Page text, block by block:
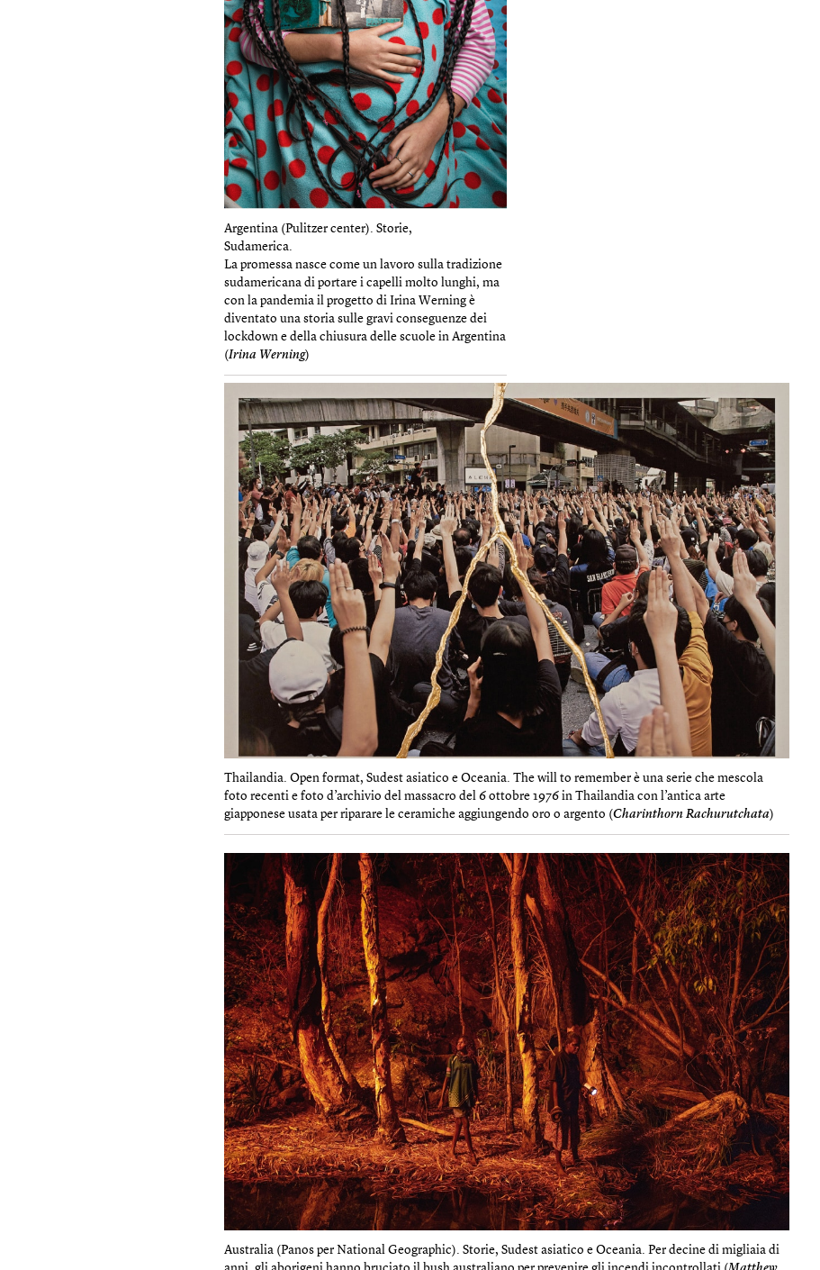
Argentina (Pulitzer center). Storie,
Sudamerica.
La promessa nasce come un lavoro sulla tradizione
sudamericana di portare i capelli molto lunghi, ma
con la pandemia il progetto di Irina Werning è
diventato una storia sulle gravi conseguenze dei
lockdown e della chiusura delle scuole in Argentina
(Irina Werning)
Thailandia. Open format, Sudest asiatico e Oceania. The will to remember è una serie che mescola
foto recenti e foto d’archivio del massacro del 6 ottobre 1976 in Thailandia con l’antica arte
giapponese usata per riparare le ceramiche aggiungendo oro o argento (Charinthorn Rachurutchata)
Australia (Panos per National Geographic). Storie, Sudest asiatico e Oceania. Per decine di migliaia di